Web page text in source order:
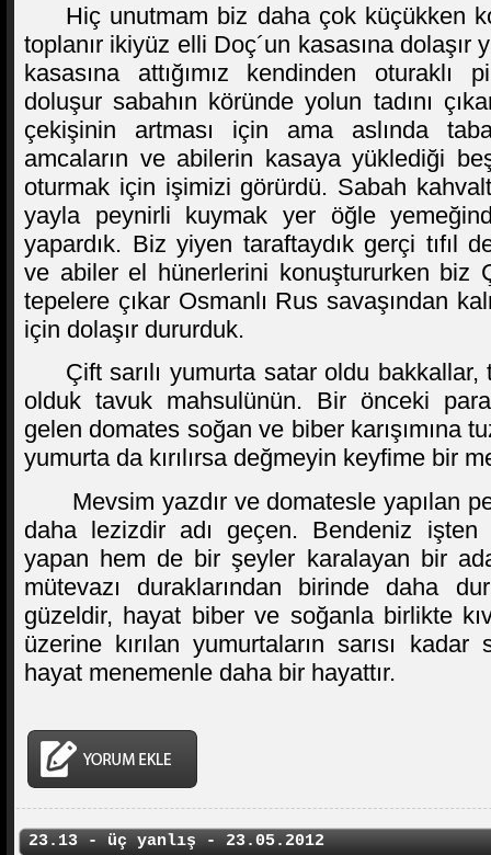
Hiç unutmam biz daha çok küçükken
toplanır ikiyüz elli Doç´un kasasına dolaşır
kasasına attığımız kendinden oturaklı
doluşur sabahın köründe yolun tadını
çekişinin artması için ama aslında
amcaların ve abilerin kasaya yüklediği
oturmak için işimizi görürdü. Sabah
yayla peynirli kuymak yer öğle
yapardık. Biz yiyen taraftaydık gerçi tıfıl
ve abiler el hünerlerini konuştururken biz
tepelere çıkar Osmanlı Rus savaşından
için dolaşır dururduk.
Çift sarılı yumurta satar oldu
olduk tavuk mahsulünün. Bir önceki
gelen domates soğan ve biber karışımına
yumurta da kırılırsa değmeyin keyfime bir
Mevsim yazdır ve domatesle yapılan
daha lezizdir adı geçen. Bendeniz
yapan hem de bir şeyler karalayan bir
mütevazı duraklarından birinde daha
güzeldir, hayat biber ve soğanla birlikte
üzerine kırılan yumurtaların sarısı kadar
hayat menemenle daha bir hayattır.
23.13 - üç yanlış - 23.05.2012